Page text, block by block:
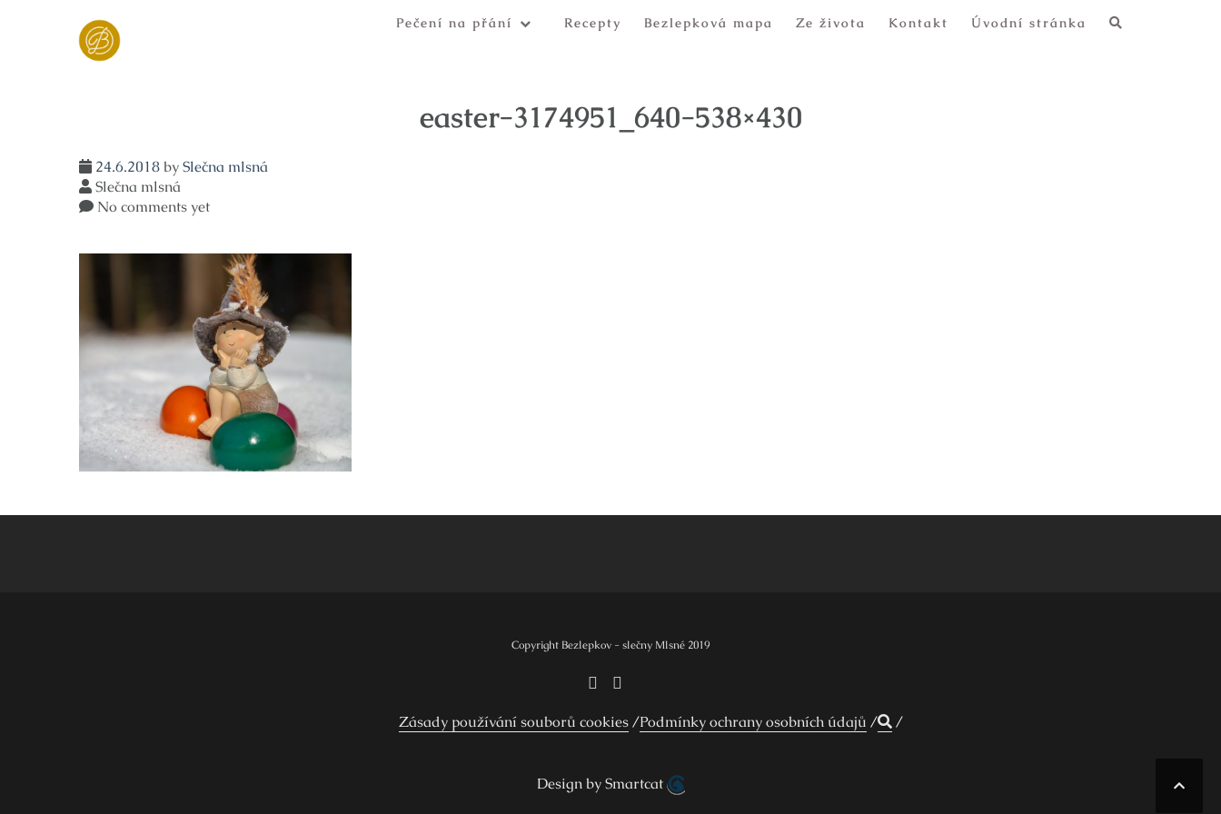
Pečení na přání Recepty Bezlepková mapa Ze života Kontakt Úvodní stránka
easter-3174951_640-538×430
24.6.2018bySlečna mlsná
Slečna mlsná
No comments yet
Copyright Bezlepkov - slečny Mlsné 2019
Zásady používání souborů cookies Podmínky ochrany osobních údajů
Design by Smartcat